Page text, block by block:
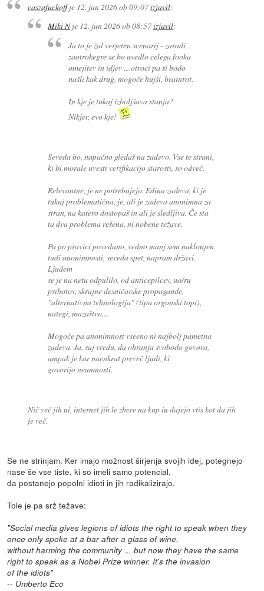
caszafuckoffje 12. jun 2026 ob 09:07izjavil:
Miki Nje 12. jun 2026 ob 08:57izjavil:
Ja to je žal verjeten scenarij - zaradi
zaotrokegre se bo uvedlo celega fooka
omejitev in idjev ... otroci pa si bodo
našli kak drug, mogoče hujši, brainrot.
In kje je tukaj izboljšava stanja?
Nikjer, evo kje!
Seveda bo, napačno gledaš na zadevo. Vse te strani,
ki bi morale uvesti verifikacijo starosti, so odveč.
Relevantne, je ne potrebujejo. Edina zadeva, ki je
tukaj problematična, je, ali je zadeva anonimna za
stran, na katero dostopaš in ali je sledljiva. Če sta
ta dva problema rešena, ni nobene težave.
Pa po pravici povedano, vedno manj sem naklonjen
tudi anonimnosti, seveda spet, napram državi.
Ljudem
se je na netu odpulilo, od anticepilcev, ua/ru
psihotov, skrajne desničarske propagande,
"alternativna tehnologija" (tipa orgonski topi),
nategi, mazaštvo,...
Mogoče pa anonimnost vseeno ni najbolj pametna
zadeva. Ja, saj vredu, da ohranja svobodo govora,
ampak je kar naenkrat preveč ljudi, ki
govorijo neumnosti.
Nič več jih ni, internet jih le zbere na kup in dajejo vtis kot da jih
je več.
Se ne strinjam. Ker imajo možnost širjenja svojih idej, potegnejo
nase še vse tiste, ki so imeli samo potencial,
da postanejo popolni idioti in jih radikalizirajo.
Tole je pa srž težave:
"Social media gives legions of idiots the right to speak when they
once only spoke at a bar after a glass of wine,
without harming the community ... but now they have the same
right to speak as a Nobel Prize winner. It's the invasion
of the idiots"
-- Umberto Eco